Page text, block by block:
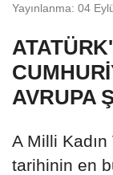
Yayınlanma: 04
AVRUPA
A Milli Kadın
tarihinin en